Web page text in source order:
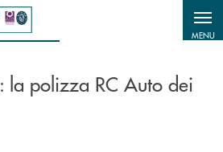
MENU
: la polizza RC Auto dei